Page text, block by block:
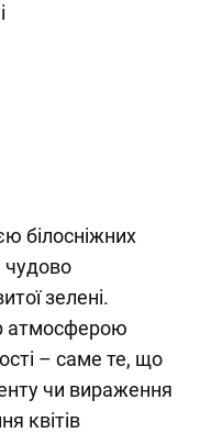
білосніжних
чудово
зелені.
атмосферою
– саме те, що
чи вираження
квітів